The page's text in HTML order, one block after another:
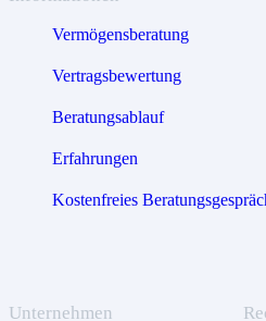
Vermögensberatung
Vertragsbewertung
Beratungsablauf
Erfahrungen
Kostenfreies
Unternehmen